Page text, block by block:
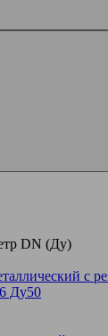
DN (Ду)